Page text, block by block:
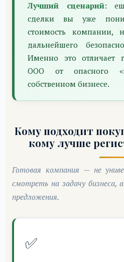
Лучший сценарий:
сделки вы уже
стоимость компании,
дальнейшего
Именно это отличает
ООО от опасного
собственном бизнесе.
Кому подходит
кому лучше
Готовая компания — не
смотреть на задачу бизнеса,
предложения.
✅